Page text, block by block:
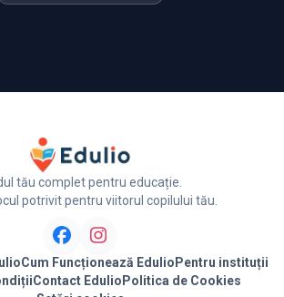
tău complet pentru educație.
potrivit pentru viitorul copilului tău.
Cum Funcționează Edulio Pentru instituții
Contact Edulio Politica de Cookies